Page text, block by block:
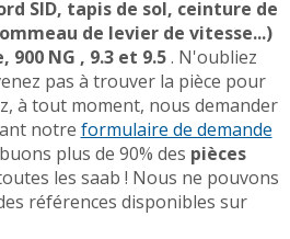
SID, tapis de sol, ceinture de
de levier de vitesse...)
900 NG , 9.3 et 9.5. N'oubliez
pas à trouver la pièce pour
à tout moment, nous demander
notre formulaire de demande
plus de 90% des pièces
les saab ! Nous ne pouvons
références disponibles sur